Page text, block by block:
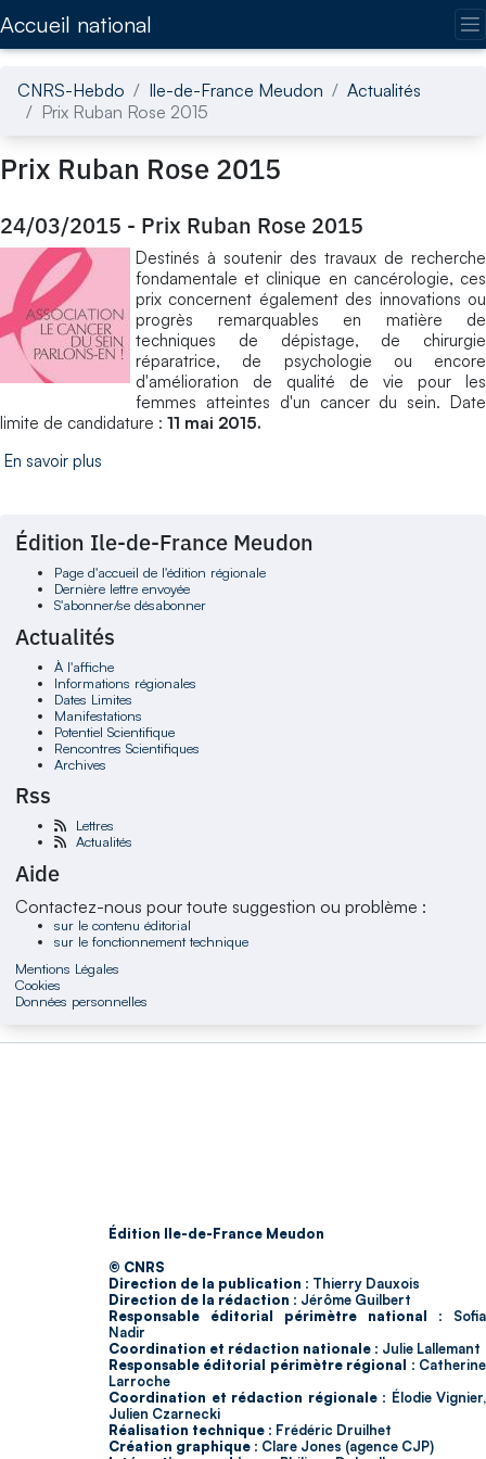
Accueil national
CNRS-Hebdo Ile-de-France Meudon
Actualités
Prix Ruban Rose 2015
Prix Ruban Rose 2015
24/03/2015 - Prix Ruban Rose 2015
Destinés à soutenir des travaux de recherche
fondamentale et clinique en cancérologie, ces
prix concernent également des innovations ou
progrès remarquables en matière de
techniques de dépistage, de chirurgie
réparatrice, de psychologie ou encore
d'amélioration de qualité de vie pour les
femmes atteintes d'un cancer du sein. Date
limite de candidature : 11 mai 2015.
En savoir plus
Édition Ile-de-France Meudon
Page d'accueil de l'édition régionale
Dernière lettre envoyée
S'abonner/se désabonner
Actualités
À l'affiche
Informations régionales
Dates Limites
Manifestations
Potentiel Scientifique
Rencontres Scientifiques
Archives
Rss
Lettres
Actualités
Aide
Contactez-nous pour toute suggestion ou problème :
sur le contenu éditorial
sur le fonctionnement technique
Mentions Légales
Cookies
Données personnelles
Édition Ile-de-France Meudon
© CNRS
Direction de la publication : Thierry Dauxois
Direction de la rédaction : Jérôme Guilbert
Responsable éditorial périmètre national : Sofia
Nadir
Coordination et rédaction nationale : Julie Lallemant
Responsable éditorial périmètre régional : Catherine
Larroche
Coordination et rédaction régionale : Élodie Vignier,
Julien Czarnecki
Réalisation technique : Frédéric Druilhet
Création graphique : Clare Jones (agence CJP)